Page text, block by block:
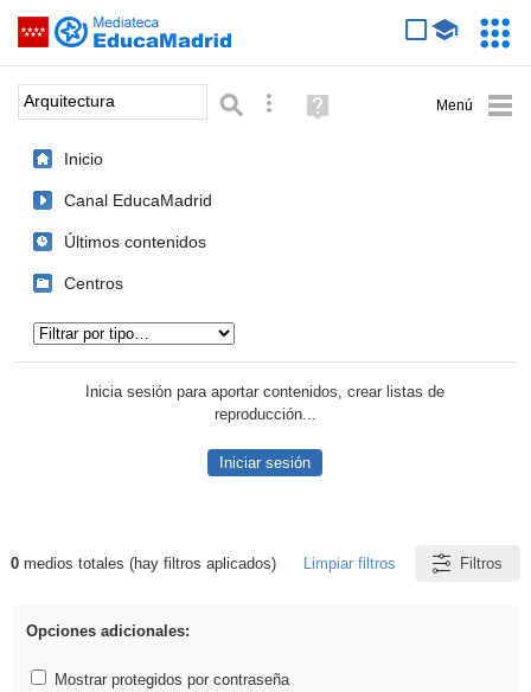
Saltar navegación
Palabra o frase: Búsqueda avanzada
Ayuda
(en
Inicio
Canal EducaMadrid
Últimos contenidos
Centros
Inicia sesión para aportar contenidos, crear listas de
reproducción...
Iniciar sesión
Resultados de: Arquitectura
0medios totales (hay filtros aplicados) Limpiar filtros Filtros
Opciones adicionales:
Mostrar protegidos por contraseña